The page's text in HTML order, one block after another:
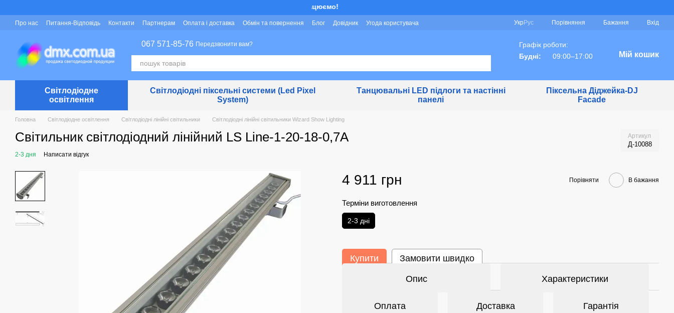
Ми працюємо!
Про нас Питання-Відповідь Контакти Партнерам Оплата і доставка Обмін та повернення Блог Довідник
Угода користувача
Укр Рус Порівняння Бажання Вхід
067 571-85-76 Передзвонити вам?
Графік роботи:
Будні:
09:00–17:00 Мій кошик
Світлодіодне
освітлення
Світлодіодні піксельні системи (Led Pixel
System)
Танцювальні LED підлоги та настінні
панелі
Піксельна Діджейка-DJ
Facade
Головна Світлодіодне освітлення Світлодіодні лінійні світильники Світлодіодні лінійні світильники Wizard Show Lighting
Світильник світлодіодний лінійний LS Line-1-20-18-0,7A Артикул
Д-10088
2-3 дня Написати відгук
4 911 грн Порівняти В бажання
Терміни виготовлення
2-3 дні
Купити Замовити швидко
Опис Характеристики
Оплата Доставка Гарантія